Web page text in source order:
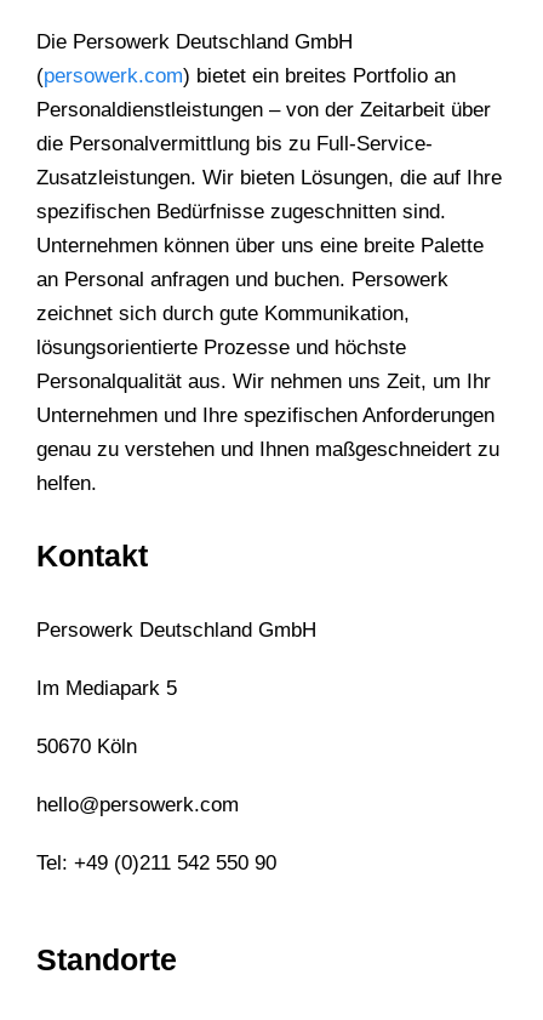
Die Persowerk Deutschland GmbH
(persowerk.com) bietet ein breites Portfolio an
Personaldienstleistungen – von der Zeitarbeit über
die Personalvermittlung bis zu Full-Service-
Zusatzleistungen. Wir bieten Lösungen, die auf Ihre
spezifischen Bedürfnisse zugeschnitten sind.
Unternehmen können über uns eine breite Palette
an Personal anfragen und buchen. Persowerk
zeichnet sich durch gute Kommunikation,
lösungsorientierte Prozesse und höchste
Personalqualität aus. Wir nehmen uns Zeit, um Ihr
Unternehmen und Ihre spezifischen Anforderungen
genau zu verstehen und Ihnen maßgeschneidert zu
helfen.
Kontakt
Persowerk Deutschland GmbH
Im Mediapark 5
50670 Köln
hello@persowerk.com
Tel: +49 (0)211 542 550 90
Standorte